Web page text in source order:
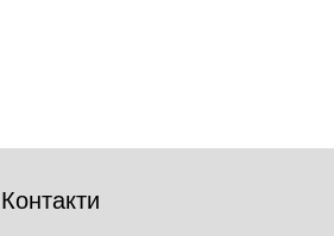
Контакти